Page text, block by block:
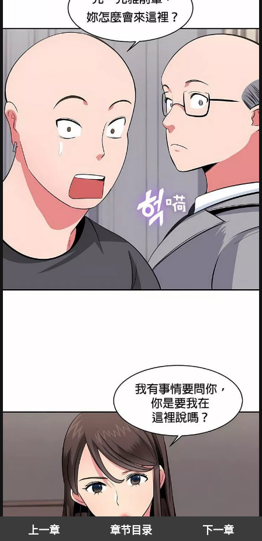
上一章 章节目录 下一章